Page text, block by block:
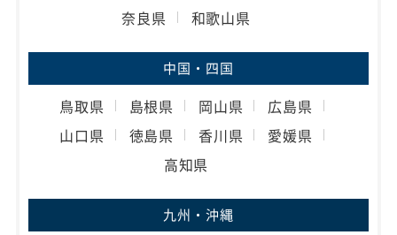
奈良県
和歌山県
中国・四国
鳥取県 島根県 岡山県
広島県
山口県
徳島県 香川県
愛媛県
高知県
九州・沖縄